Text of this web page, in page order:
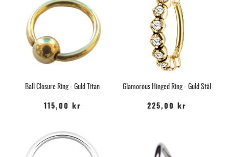
Ball Closure Ring - Guld Titan
115,00 kr
Glamorous Hinged Ring - Guld Stål
225,00 kr